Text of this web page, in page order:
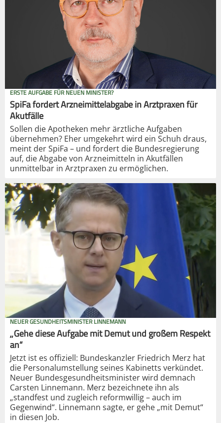
ERSTE AUFGABE FÜR NEUEN MINISTER?
SpiFa fordert Arzneimittelabgabe in Arztpraxen für
Akutfälle
Sollen die Apotheken mehr ärztliche Aufgaben
übernehmen? Eher umgekehrt wird ein Schuh draus,
meint der SpiFa – und fordert die Bundesregierung
auf, die Abgabe von Arzneimitteln in Akutfällen
unmittelbar in Arztpraxen zu ermöglichen.
NEUER GESUNDHEITSMINISTER LINNEMANN
„Gehe diese Aufgabe mit Demut und großem Respekt
an“
Jetzt ist es offiziell: Bundeskanzler Friedrich Merz hat
die Personalumstellung seines Kabinetts verkündet.
Neuer Bundesgesundheitsminister wird demnach
Carsten Linnemann. Merz bezeichnete ihn als
„standfest und zugleich reformwillig – auch im
Gegenwind“. Linnemann sagte, er gehe „mit Demut“
in diesen Job.